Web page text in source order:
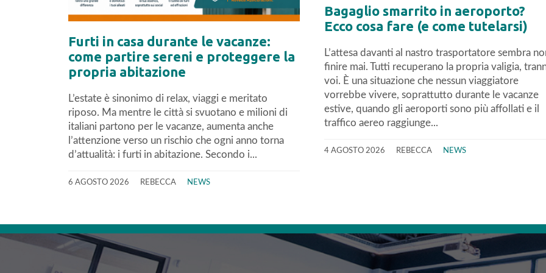
Furti in casa durante le vacanze:
come partire sereni e proteggere la
propria abitazione
L’estate è sinonimo di relax, viaggi e meritato
riposo. Ma mentre le città si svuotano e milioni di
italiani partono per le vacanze, aumenta anche
l’attenzione verso un rischio che ogni anno torna
d’attualità: i furti in abitazione. Secondo i...
6 AGOSTO 2026 REBECCA NEWS
Bagaglio smarrito in aeroporto?
Ecco cosa fare (e come tutelarsi)
L’attesa davanti al nastro trasportatore sembra
finire mai. Tutti recuperano la propria valigia,
voi. È una situazione che nessun viaggiatore
vorrebbe vivere, soprattutto durante le vacanze
estive, quando gli aeroporti sono più affollati e il
traffico aereo raggiunge...
4 AGOSTO 2026 REBECCA NEWS